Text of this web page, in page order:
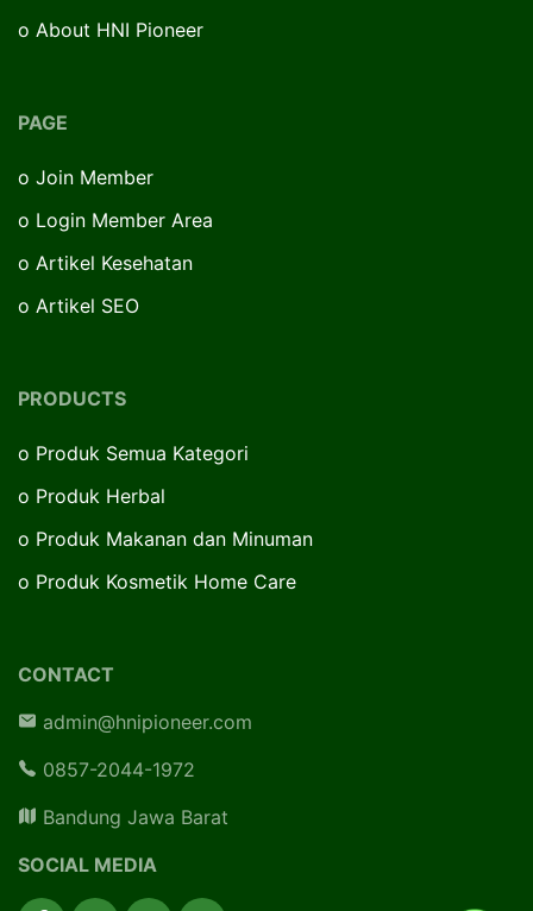
o About HNI Pioneer
PAGE
o Join Member
o Login Member Area
o Artikel Kesehatan
o Artikel SEO
PRODUCTS
o Produk Semua Kategori
o Produk Herbal
o Produk Makanan dan Minuman
o Produk Kosmetik Home Care
CONTACT
admin@hnipioneer.com
0857-2044-1972
Bandung Jawa Barat
SOCIAL MEDIA